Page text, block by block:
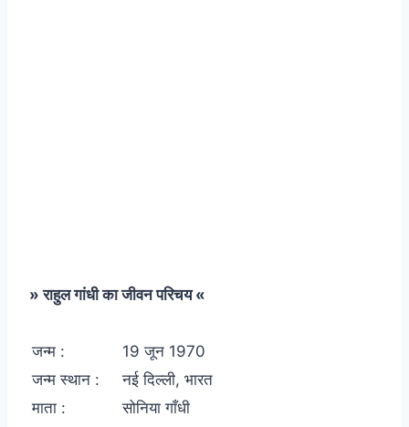
» राहुल गांधी का जीवन परिचय «
जन्म :
19 जून 1970
जन्म स्थान :
नई दिल्ली, भारत
माता :
सोनिया गाँधी